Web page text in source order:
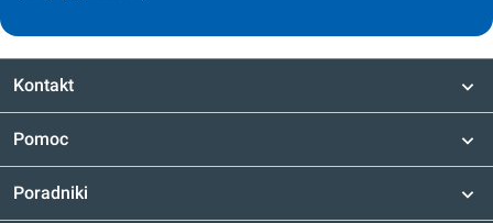
Kontakt
Pomoc
Poradniki